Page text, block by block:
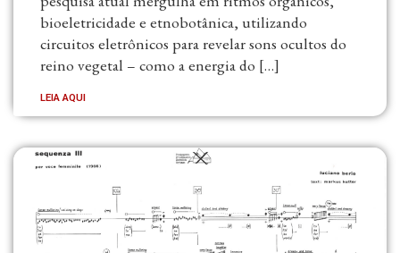
bioeletricidade e etnobotânica, utilizando
circuitos eletrônicos para revelar sons ocultos do
reino vegetal – como a energia do […]
LEIA AQUI